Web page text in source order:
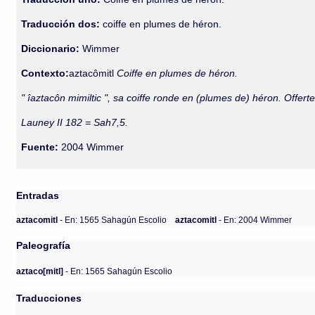
Traducción dos: coiffe en plumes de héron.
Diccionario:Wimmer
Contexto:aztacômitlCoiffe en plumes de héron.
" îaztacôn mimiltic ", sa coiffe ronde en (plumes de) héron.
Launey II 182 = Sah7,5.
Fuente: 2004 Wimmer
Entradas
aztacomitl- En: 1565 Sahagún Escolio aztacomitl- En: 2004 Wimmer
Paleografía
aztaco[mitl] - En: 1565 Sahagún Escolio
Traducciones